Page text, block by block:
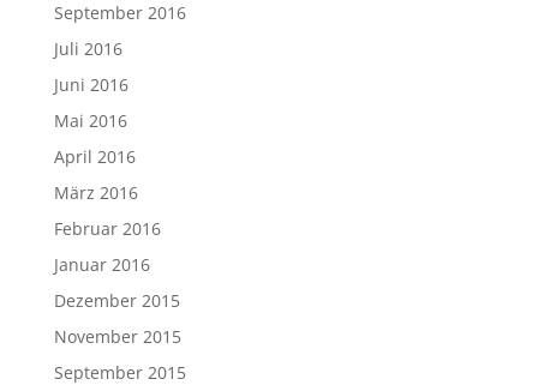
September 2016
Juli 2016
Juni 2016
Mai 2016
April 2016
März 2016
Februar 2016
Januar 2016
Dezember 2015
November 2015
September 2015